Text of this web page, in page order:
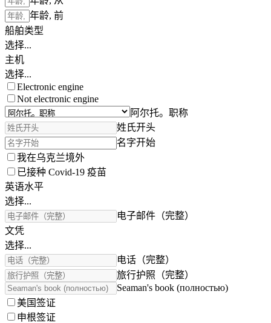
年龄, 前
船舶类型
选择...
主机
选择...
Electronic engine
Not electronic engine
阿尔托。职称
姓氏开头
名字开始
我在乌克兰境外
已接种 Covid-19 疫苗
英语水平
选择...
电子邮件（完整）
文凭
选择...
电话（完整）
旅行护照（完整）
Seaman's book (полностью)
美国签证
申根签证